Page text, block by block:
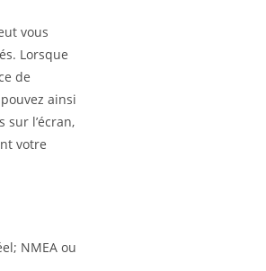
vous
Lorsque
de
ainsi
l’écran,
votre
NMEA ou